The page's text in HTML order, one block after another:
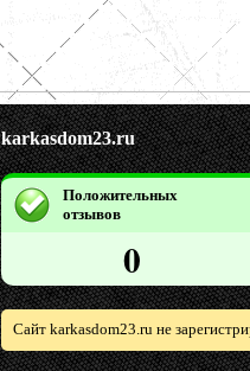
karkasdom23.ru
Положительных
отзывов
0
Сайт karkasdom23.ru не